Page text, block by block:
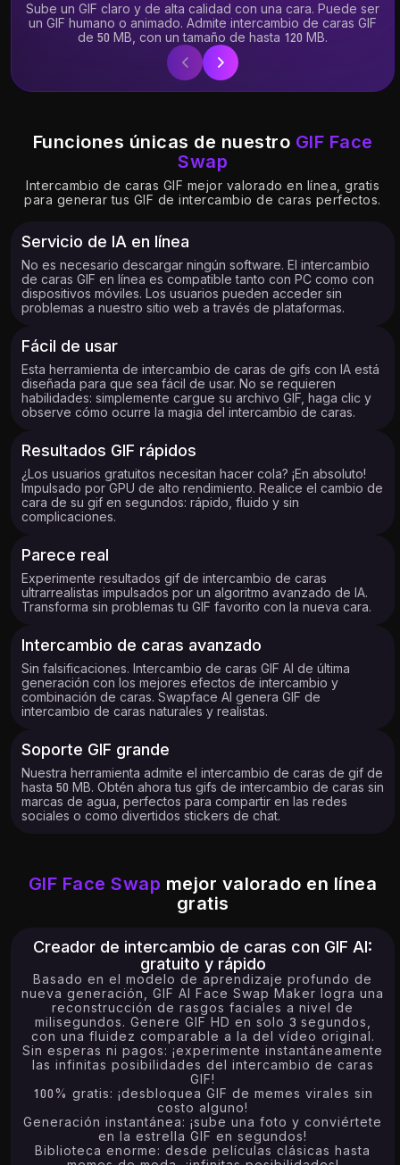
Sube un GIF claro y de alta calidad con una cara. Puede ser
un GIF humano o animado. Admite intercambio de caras GIF
de 50 MB, con un tamaño de hasta 120 MB.
Funciones únicas de nuestro GIF Face
Swap
Intercambio de caras GIF mejor valorado en línea, gratis
para generar tus GIF de intercambio de caras perfectos.
Servicio de IA en línea
No es necesario descargar ningún software. El intercambio
de caras GIF en línea es compatible tanto con PC como con
dispositivos móviles. Los usuarios pueden acceder sin
problemas a nuestro sitio web a través de plataformas.
Fácil de usar
Esta herramienta de intercambio de caras de gifs con IA está
diseñada para que sea fácil de usar. No se requieren
habilidades: simplemente cargue su archivo GIF, haga clic y
observe cómo ocurre la magia del intercambio de caras.
Resultados GIF rápidos
¿Los usuarios gratuitos necesitan hacer cola? ¡En absoluto!
Impulsado por GPU de alto rendimiento. Realice el cambio de
cara de su gif en segundos: rápido, fluido y sin
complicaciones.
Parece real
Experimente resultados gif de intercambio de caras
ultrarrealistas impulsados ​​por un algoritmo avanzado de IA.
Transforma sin problemas tu GIF favorito con la nueva cara.
Intercambio de caras avanzado
Sin falsificaciones. Intercambio de caras GIF AI de última
generación con los mejores efectos de intercambio y
combinación de caras. Swapface AI genera GIF de
intercambio de caras naturales y realistas.
Soporte GIF grande
Nuestra herramienta admite el intercambio de caras de gif de
hasta 50 MB. Obtén ahora tus gifs de intercambio de caras sin
marcas de agua, perfectos para compartir en las redes
sociales o como divertidos stickers de chat.
GIF Face Swap mejor valorado en línea
gratis
Creador de intercambio de caras con GIF AI:
gratuito y rápido
Basado en el modelo de aprendizaje profundo de
nueva generación, GIF AI Face Swap Maker logra una
reconstrucción de rasgos faciales a nivel de
milisegundos. Genere GIF HD en solo 3 segundos,
con una fluidez comparable a la del vídeo original.
Sin esperas ni pagos: ¡experimente instantáneamente
las infinitas posibilidades del intercambio de caras
GIF!
100% gratis: ¡desbloquea GIF de memes virales sin
costo alguno!
Generación instantánea: ¡sube una foto y conviértete
en la estrella GIF en segundos!
Biblioteca enorme: desde películas clásicas hasta